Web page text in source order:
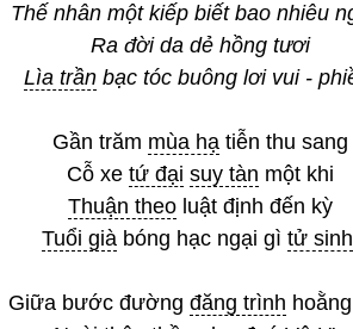
Thế nhân một kiếp biết bao nhiêu
Ra đời da dẻ hồng tươi
Lìa trần bạc tóc buông lơi vui -
Gần trăm mùa hạ tiễn thu sang
Cỗ xe tứ đại suy tàn một khi
Thuận theo luật định đến kỳ
Tuổi già bóng hạc ngại gì tử sinh
Giữa bước đường đăng trình